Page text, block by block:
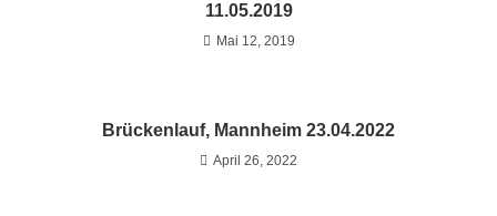
11.05.2019
Mai 12, 2019
Brückenlauf, Mannheim 23.04.2022
April 26, 2022